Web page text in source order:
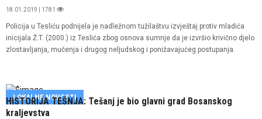
18.01.2019 | 1781
Policija u Tesliću podnijela je nadležnom tužilaštvu izvještaj protiv mladića
inicijala Ž.T. (2000.) iz Teslića zbog osnova sumnje da je izvršio krivično djelo
zlostavljanja, mučenja i drugog neljudskog i ponižavajućeg postupanja.
LOKALNE NOVOSTI
HISTORIJA TEŠNJA: Tešanj je bio glavni grad Bosanskog
kraljevstva